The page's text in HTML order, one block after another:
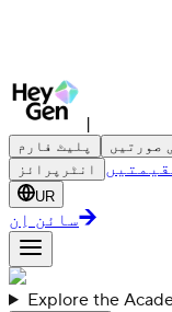
|
پلیٹ فارم صورتیں
انٹرپرائز
قیمتیں
UR
سائن اِن
Explore the